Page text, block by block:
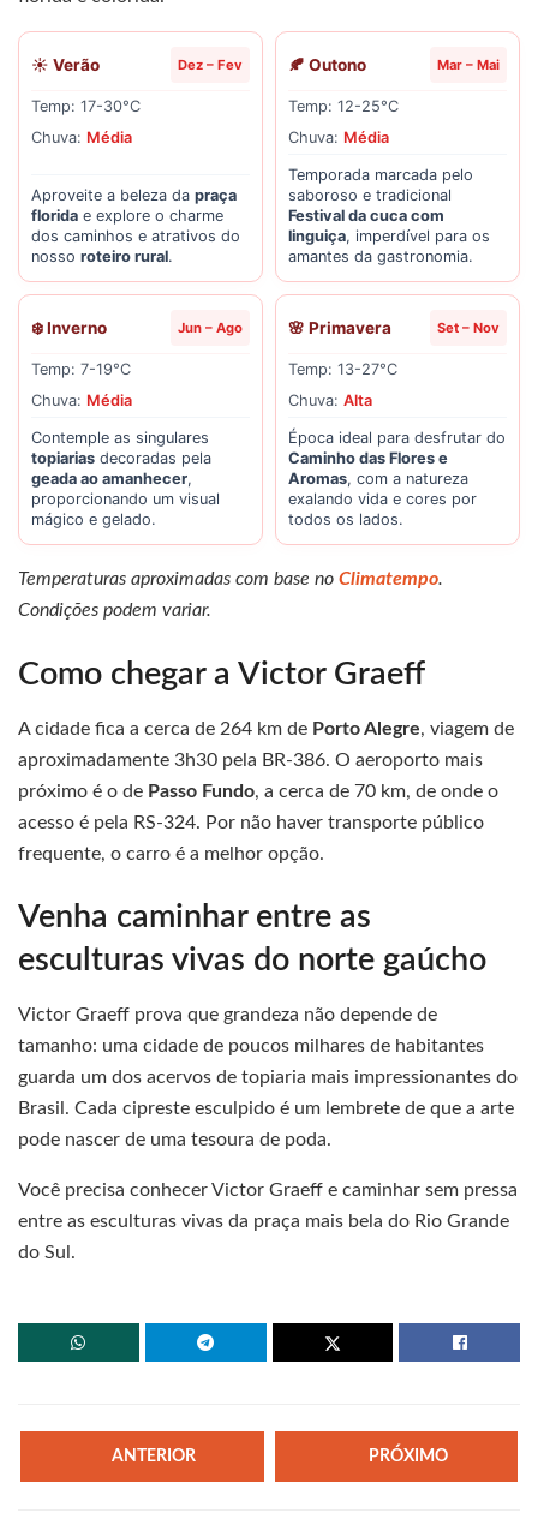
☀️ Verão Dez – Fev
Temp: 17-30°C
Chuva: Média
Aproveite a beleza da praça
florida e explore o charme
dos caminhos e atrativos do
nosso roteiro rural.
🍂 Outono Mar – Mai
Temp: 12-25°C
Chuva: Média
Temporada marcada pelo
saboroso e tradicional
Festival da cuca com
linguiça, imperdível para os
amantes da gastronomia.
❄️ Inverno Jun – Ago
Temp: 7-19°C
Chuva: Média
Contemple as singulares
topiarias decoradas pela
geada ao amanhecer,
proporcionando um visual
mágico e gelado.
🌸 Primavera Set – Nov
Temp: 13-27°C
Chuva: Alta
Época ideal para desfrutar do
Caminho das Flores e
Aromas, com a natureza
exalando vida e cores por
todos os lados.
Temperaturas aproximadas com base no Climatempo.
Condições podem variar.
Como chegar a Victor Graeff
A cidade fica a cerca de 264 km de Porto Alegre, viagem de
aproximadamente 3h30 pela BR-386. O aeroporto mais
próximo é o de Passo Fundo, a cerca de 70 km, de onde o
acesso é pela RS-324. Por não haver transporte público
frequente, o carro é a melhor opção.
Venha caminhar entre as
esculturas vivas do norte gaúcho
Victor Graeff prova que grandeza não depende de
tamanho: uma cidade de poucos milhares de habitantes
guarda um dos acervos de topiaria mais impressionantes do
Brasil. Cada cipreste esculpido é um lembrete de que a arte
pode nascer de uma tesoura de poda.
Você precisa conhecer Victor Graeff e caminhar sem pressa
entre as esculturas vivas da praça mais bela do Rio Grande
do Sul.
ANTERIOR PRÓXIMO